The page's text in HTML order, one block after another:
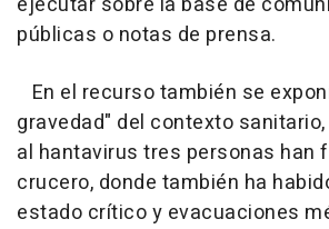
públicas o notas de prensa.
En el recurso también se
gravedad" del contexto
al hantavirus tres personas han
crucero, donde también ha
estado crítico y evacuaciones